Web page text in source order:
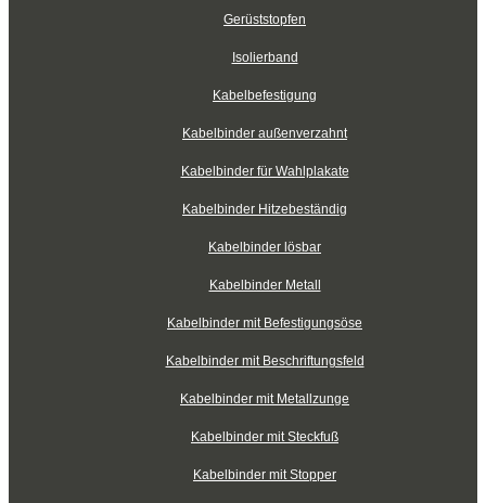
Gerüststopfen
Isolierband
Kabelbefestigung
Kabelbinder außenverzahnt
Kabelbinder für Wahlplakate
Kabelbinder Hitzebeständig
Kabelbinder lösbar
Kabelbinder Metall
Kabelbinder mit Befestigungsöse
Kabelbinder mit Beschriftungsfeld
Kabelbinder mit Metallzunge
Kabelbinder mit Steckfuß
Kabelbinder mit Stopper